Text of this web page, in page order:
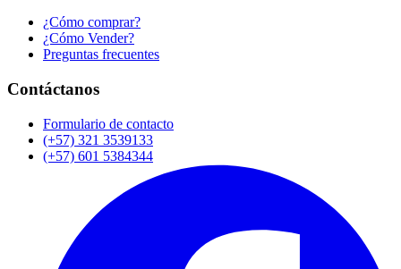
¿Cómo comprar?
¿Cómo Vender?
Preguntas frecuentes
Contáctanos
Formulario de contacto
(+57) 321 3539133
(+57) 601 5384344